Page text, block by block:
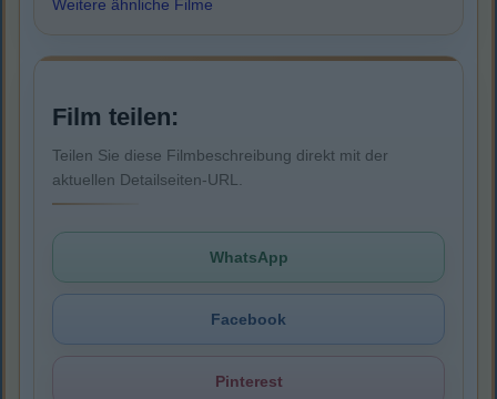
Weitere ähnliche Filme
Film teilen:
Teilen Sie diese Filmbeschreibung direkt mit der
aktuellen Detailseiten-URL.
WhatsApp
Facebook
Pinterest